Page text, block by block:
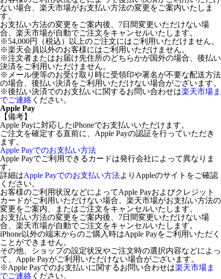
ない場合、楽天市場がお支払い方法の変更をご案内いたしま
す。
お支払い方法の変更をご案内後、7日間変更いただけない場
合、楽天市場が自動でご注文をキャンセルいたします。
※54,000円（税込）以上のご注文にはご利用いただけません。
※楽天会員以外のお客様にはご利用いただけません。
※注文者またはお届け先住所のどちらかが国外の場合、後払い
決済をご利用いただけません。
※メール便等のお受け取り時に受領印や署名が不要な配送方法
の場合、後払い決済をご利用いただけない場合がございます。
※後払い決済でのお支払いに関するお問い合わせは楽天市場ま
でご連絡 ください。
Apple Pay
【備考】
Apple Payに対応したiPhoneでお支払いいただけます。
ご注文を確定する直前に、Apple Payの認証を行っていただき
ます。
Apple Payでのお支払い方法
Apple Payでご利用できるカードは発行会社によって異なりま
す。
詳細はApple Payでのお支払い方法よりAppleのサイトをご確認
ください。
お客様のご利用状況などによってApple Payおよびクレジット
カードがご利用いただけない場合、楽天市場がお支払い方法の
変更をご案内、またはご注文をキャンセルいたします。
お支払い方法の変更をご案内後、7日間変更いただけない場
合、楽天市場が自動でご注文をキャンセルいたします。
iPhone以外の端末からのご購入時はApple Payをご利用いただく
ことができません。
その他、ショップの設定状況やご注文時の選択内容などによっ
て、Apple Payがご利用いただけない場合がございます。
※Apple Payでのお支払いに関するお問い合わせは楽天市場ま
でご連絡 ください。